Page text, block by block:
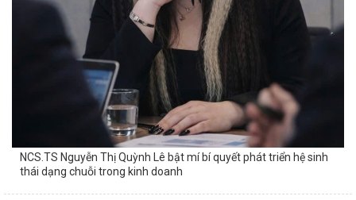
NCS.TS Nguyễn Thị Quỳnh Lê bật mí bí quyết phát triển hệ sinh
thái dạng chuỗi trong kinh doanh